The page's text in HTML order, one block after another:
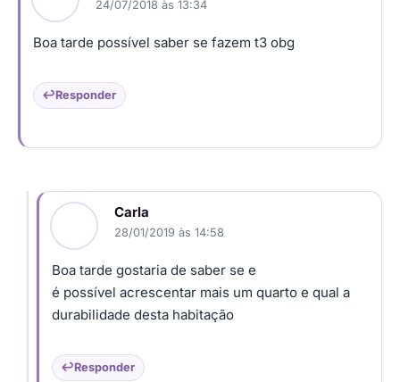
24/07/2018 às 13:34
Boa tarde possível saber se fazem t3 obg
Responder
Carla
28/01/2019 às 14:58
Boa tarde gostaria de saber se e
é possível acrescentar mais um quarto e qual a
durabilidade desta habitação
Responder